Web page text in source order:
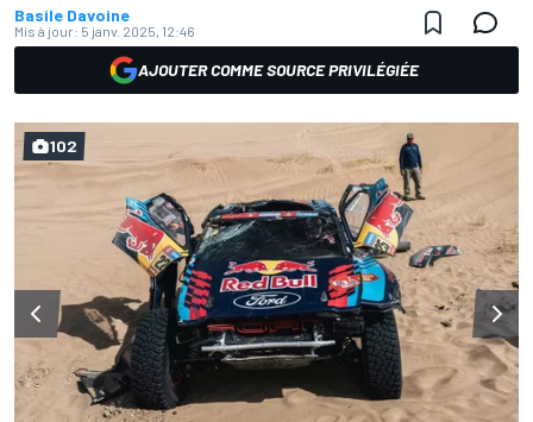
Basile Davoine
Mis à jour: 5 janv. 2025, 12:46
AJOUTER COMME SOURCE PRIVILÉGIÉE
102